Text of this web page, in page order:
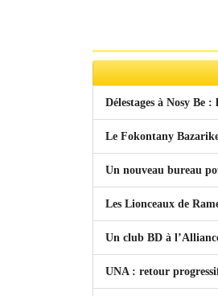
Délestages à Nosy Be
Le Fokontany
Un nouveau bureau
Les Lionceaux de
Un club BD à
UNA : retour